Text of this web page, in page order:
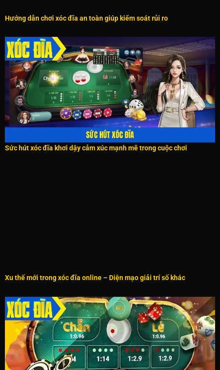
Hướng dẫn chơi xóc đĩa an toàn giúp kiểm soát rủi ro
Sức hút xóc đĩa khơi dậy cảm xúc mạnh mẽ trong cuộc chơi
Xu thế mới trong xóc đĩa online – Diện mạo giải trí số khác